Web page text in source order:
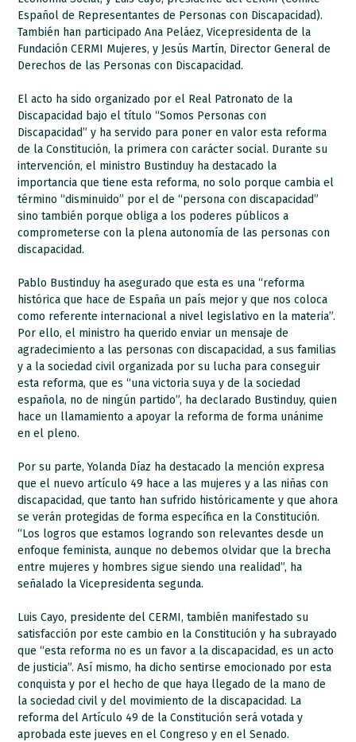
Español de Representantes de Personas con Discapacidad).
También han participado Ana Peláez, Vicepresidenta de la
Fundación CERMI Mujeres, y Jesús Martín, Director General de
Derechos de las Personas con Discapacidad.
El acto ha sido organizado por el Real Patronato de la
Discapacidad bajo el título “Somos Personas con
Discapacidad” y ha servido para poner en valor esta reforma
de la Constitución, la primera con carácter social. Durante su
intervención, el ministro Bustinduy ha destacado la
importancia que tiene esta reforma, no solo porque cambia el
término “disminuido” por el de “persona con discapacidad”
sino también porque obliga a los poderes públicos a
comprometerse con la plena autonomía de las personas con
discapacidad.
Pablo Bustinduy ha asegurado que esta es una “reforma
histórica que hace de España un país mejor y que nos coloca
como referente internacional a nivel legislativo en la materia”.
Por ello, el ministro ha querido enviar un mensaje de
agradecimiento a las personas con discapacidad, a sus familias
y a la sociedad civil organizada por su lucha para conseguir
esta reforma, que es “una victoria suya y de la sociedad
española, no de ningún partido”, ha declarado Bustinduy, quien
hace un llamamiento a apoyar la reforma de forma unánime
en el pleno.
Por su parte, Yolanda Díaz ha destacado la mención expresa
que el nuevo artículo 49 hace a las mujeres y a las niñas con
discapacidad, que tanto han sufrido históricamente y que ahora
se verán protegidas de forma específica en la Constitución.
“Los logros que estamos logrando son relevantes desde un
enfoque feminista, aunque no debemos olvidar que la brecha
entre mujeres y hombres sigue siendo una realidad”, ha
señalado la Vicepresidenta segunda.
Luis Cayo, presidente del CERMI, también manifestado su
satisfacción por este cambio en la Constitución y ha subrayado
que “esta reforma no es un favor a la discapacidad, es un acto
de justicia”. Así mismo, ha dicho sentirse emocionado por esta
conquista y por el hecho de que haya llegado de la mano de
la sociedad civil y del movimiento de la discapacidad. La
reforma del Artículo 49 de la Constitución será votada y
aprobada este jueves en el Congreso y en el Senado.